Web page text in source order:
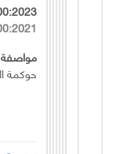
مواصفة
حوكمة